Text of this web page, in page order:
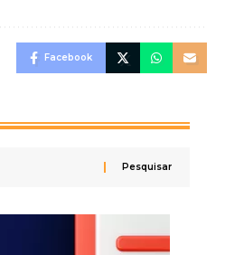
Facebook